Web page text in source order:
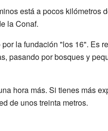
está a pocos kilómetros
la Conaf.
la fundación "los 16". Es
pasando por bosques y
hora más. Si tienes más
de unos treinta metros.